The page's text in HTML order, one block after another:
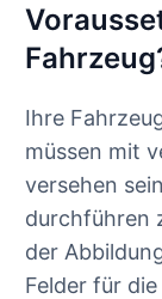
Ihre
müssen mit
versehen
durchführen
der
Felder für